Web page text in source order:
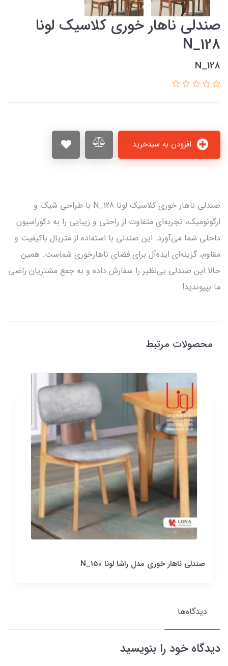
صندلی ناهار خوری کلاسیک لونا
N_128
N_128
صندلی ناهار خوری کلاسیک لونا N_128 با طراحی شیک و
ارگونومیک، تجربه‌ای متفاوت از راحتی و زیبایی را به دکوراسیون
داخلی شما می‌آورد. این صندلی با استفاده از متریال باکیفیت و
مقاوم، گزینه‌ای ایده‌آل برای فضای ناهارخوری شماست. همین
حالا این صندلی بی‌نظیر را سفارش داده و به جمع مشتریان راضی
ما بپیوندید!
محصولات مرتبط
صندلی ناهار خوری مدل راشا لونا N_150
دیدگاه‌ها
دیدگاه خود را بنویسید